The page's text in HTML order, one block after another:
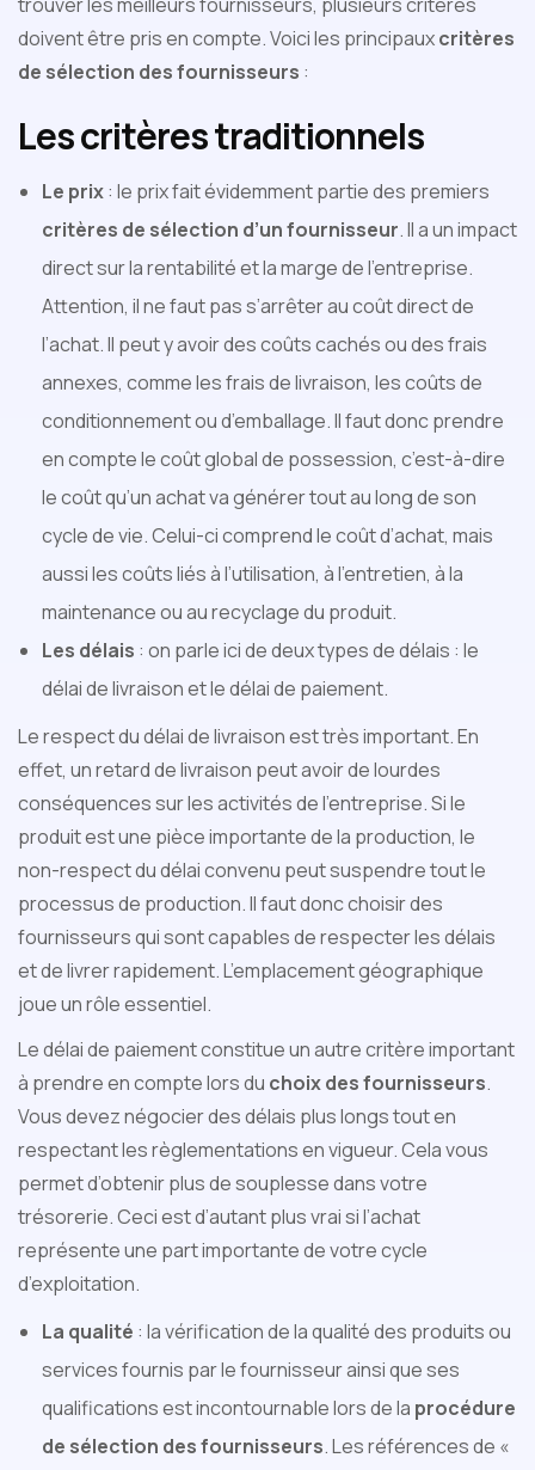
doivent être pris en compte. Voici les principauxcritères
de sélection des fournisseurs :
Les critères traditionnels
Le prix: le prix fait évidemment partie des premiers
critères de sélection d’un fournisseur. Il a un impact
direct sur la rentabilité et la marge de l’entreprise.
Attention, il ne faut pas s’arrêter au coût direct de
l’achat. Il peut y avoir des coûts cachés ou des frais
annexes, comme les frais de livraison, les coûts de
conditionnement ou d’emballage. Il faut donc prendre
en compte le coût global de possession, c’est-à-dire
le coût qu’un achat va générer tout au long de son
cycle de vie. Celui-ci comprend le coût d’achat, mais
aussi les coûts liés à l’utilisation, à l’entretien, à la
maintenance ou au recyclage du produit.
Les délais : on parle ici de deux types de délais : le
délai de livraison et le délai de paiement.
Le respect du délai de livraison est très important. En
effet, un retard de livraison peut avoir de lourdes
conséquences sur les activités de l’entreprise. Si le
produit est une pièce importante de la production, le
non-respect du délai convenu peut suspendre tout le
processus de production. Il faut donc choisir des
fournisseurs qui sont capables de respecter les délais
et de livrer rapidement. L’emplacement géographique
joue un rôle essentiel.
Le délai de paiement constitue un autre critère important
à prendre en compte lors du choix des fournisseurs.
Vous devez négocier des délais plus longs tout en
respectant les règlementations en vigueur. Cela vous
permet d’obtenir plus de souplesse dans votre
trésorerie. Ceci est d’autant plus vrai si l’achat
représente une part importante de votre cycle
d’exploitation.
La qualité : la vérification de la qualité des produits ou
services fournis par le fournisseur ainsi que ses
qualifications est incontournable lors de la procédure
de sélection des fournisseurs. Les références de «